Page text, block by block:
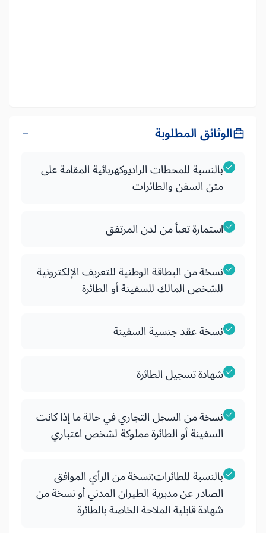
الوثائق المطلوبة
بالنسبة للمحطات الراديوكهربائية المقامة على
متن السفن والطائرات
استمارة تعبأ من لدن المرتفق
نسخة من البطاقة الوطنية للتعريف الإلكترونية
للشخص المالك للسفينة أو الطائرة
نسخة عقد جنسية السفينة
شهادة تسجيل الطائرة
نسخة من السجل التجاري في حالة ما إذا كانت
السفينة أو الطائرة مملوكة لشخص اعتباري
بالنسبة للطائرات:نسخة من الرأي الموافق
الصادر عن مديرية الطيران المدني أو نسخة من
شهادة قابلية الملاحة الخاصة بالطائرة